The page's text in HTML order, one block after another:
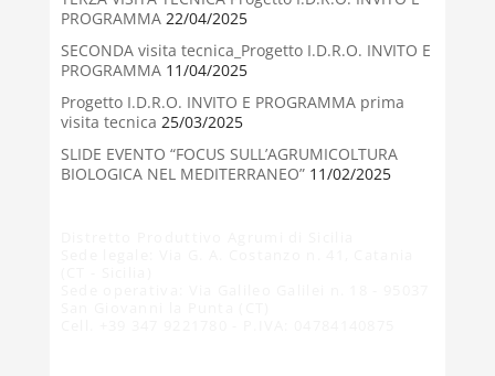
PROGRAMMA22/04/2025
SECONDA visita tecnica_Progetto I.D.R.O. INVITO E
PROGRAMMA11/04/2025
Progetto I.D.R.O. INVITO E PROGRAMMA prima
visita tecnica 25/03/2025
SLIDE EVENTO “FOCUS SULL’AGRUMICOLTURA
BIOLOGICA NEL MEDITERRANEO”11/02/2025